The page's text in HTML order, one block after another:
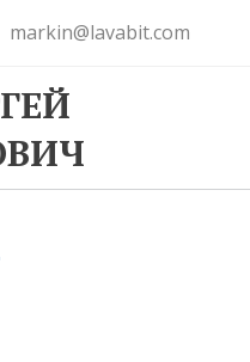
markin@lavabit.com